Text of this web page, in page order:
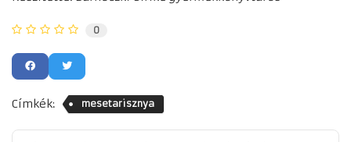
0
Címkék: mesetarisznya